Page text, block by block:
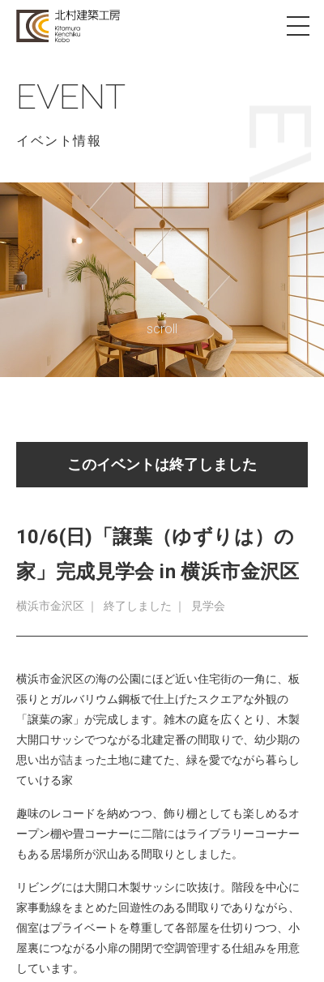
EVENT
イベント情報 EVENT
scroll
このイベントは終了しました
10/6(日)「譲葉（ゆずりは）の
家」完成見学会 in 横浜市金沢区
横浜市金沢区 終了しました 見学会
横浜市金沢区の海の公園にほど近い住宅街の一角に、板
張りとガルバリウム鋼板で仕上げたスクエアな外観の
「譲葉の家」が完成します。雑木の庭を広くとり、木製
大開口サッシでつながる北建定番の間取りで、幼少期の
思い出が詰まった土地に建てた、緑を愛でながら暮らし
ていける家
趣味のレコードを納めつつ、飾り棚としても楽しめるオ
ープン棚や畳コーナーに二階にはライブラリーコーナー
もある居場所が沢山ある間取りとしました。
リビングには大開口木製サッシに吹抜け。階段を中心に
家事動線をまとめた回遊性のある間取りでありながら、
個室はプライベートを尊重して各部屋を仕切りつつ、小
屋裏につながる小扉の開閉で空調管理する仕組みを用意
しています。